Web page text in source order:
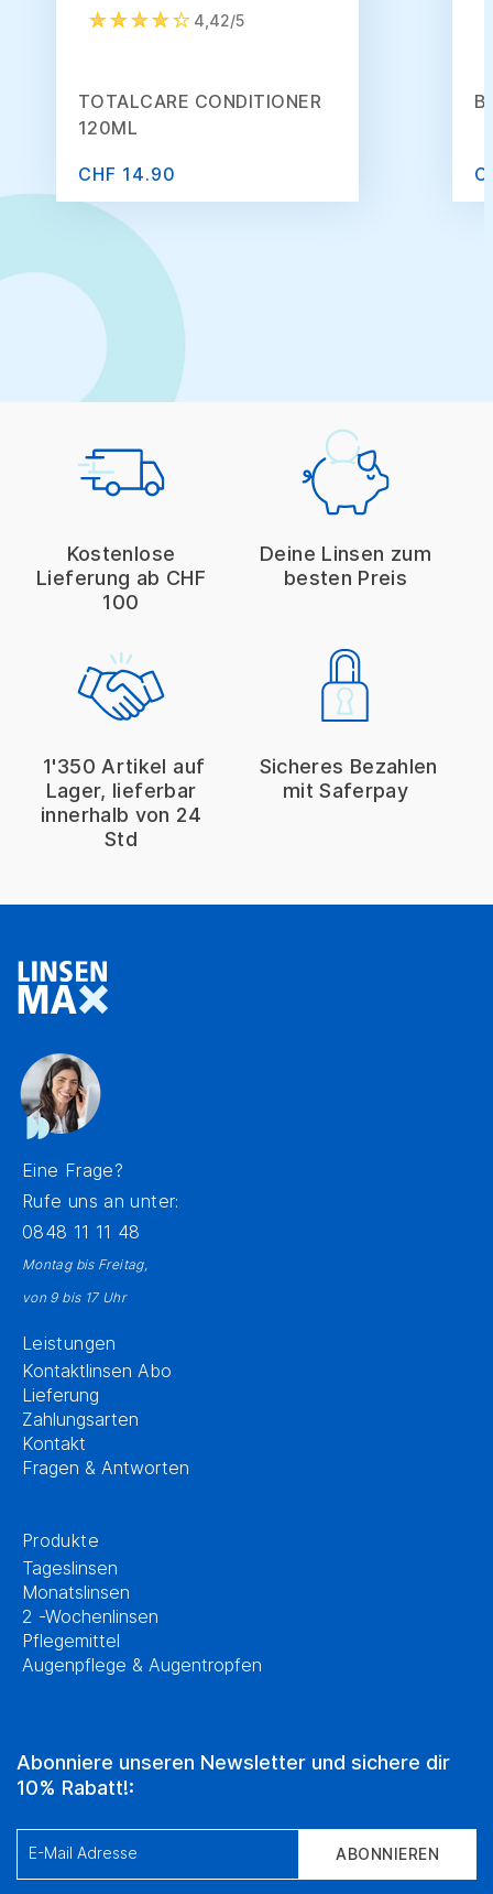
4,42/5
TOTALCARE CONDITIONER
120ML
CHF 14.90
Kostenlose
Lieferung ab CHF
100
Deine Linsen zum
besten Preis
1'350 Artikel auf
Lager, lieferbar
innerhalb von 24
Std
Sicheres Bezahlen
mit Saferpay
Eine Frage?
Rufe uns an unter:
0848 11 11 48
Montag bis Freitag,
von 9 bis 17 Uhr
Leistungen
Kontaktlinsen Abo
Lieferung
Zahlungsarten
Kontakt
Fragen & Antworten
Produkte
Tageslinsen
Monatslinsen
2 -Wochenlinsen
Pflegemittel
Augenpflege & Augentropfen
Abonniere unseren Newsletter und sichere dir
10% Rabatt!:
E-Mail Adresse ABONNIEREN